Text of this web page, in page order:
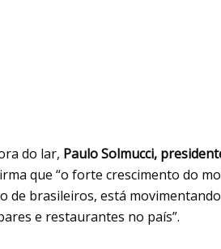
do lar, Paulo Solmucci,
que “o forte crescimento do
de brasileiros, está
e restaurantes no país”.